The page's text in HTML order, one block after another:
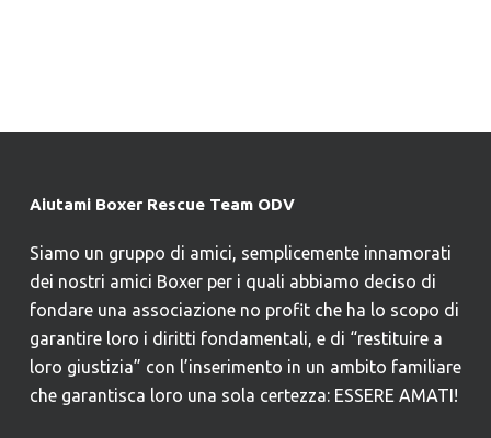
Aiutami Boxer Rescue Team ODV
Siamo un gruppo di amici, semplicemente innamorati
dei nostri amici Boxer per i quali abbiamo deciso di
fondare una associazione no profit che ha lo scopo di
garantire loro i diritti fondamentali, e di “restituire a
loro giustizia” con l’inserimento in un ambito familiare
che garantisca loro una sola certezza: ESSERE AMATI!